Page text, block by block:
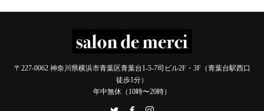
〒227-0062 神奈川県横浜市青葉区青葉台1-5-7司ビル2F・3F（青葉台駅西口
徒歩1分）
年中無休（10時〜20時）